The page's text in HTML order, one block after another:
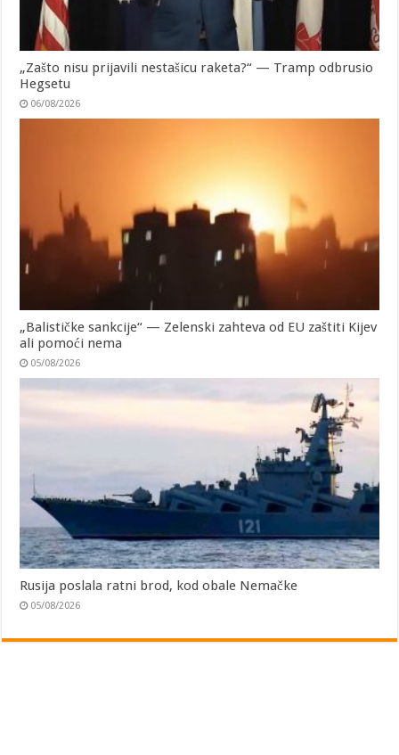
„Zašto nisu prijavili nestašicu raketa?“ — Tramp odbrusio
Hegsetu
06/08/2026
„Balističke sankcije“ — Zelenski zahteva od EU zaštiti Kijev
ali pomoći nema
05/08/2026
Rusija poslala ratni brod, kod obale Nemačke
05/08/2026